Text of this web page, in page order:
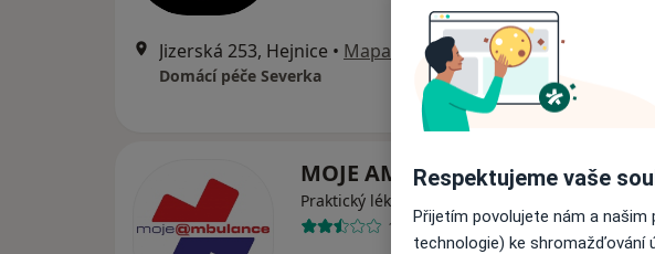
Jizerská 253, Hejnice • Mapa
Domácí péče Severka
MOJE AMBULANCE a.s.
Praktický lékař
11 názorů
Respektujeme vaše
Přijetím povolujete nám a
technologie) ke shromažďování